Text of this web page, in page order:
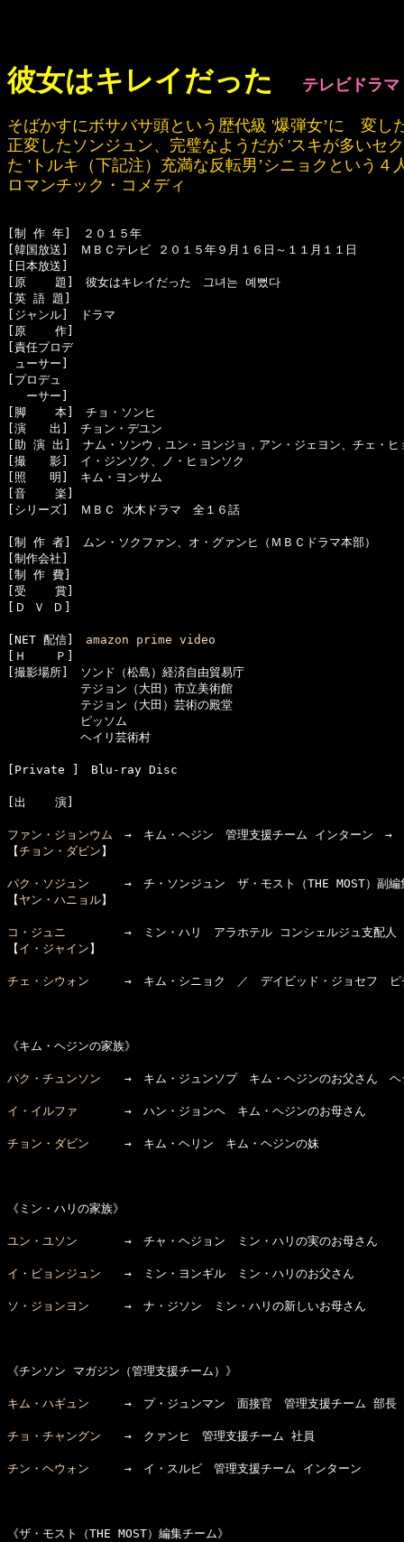
彼女はキレイだった テレビドラマ
そばかすにボサバサ頭という歴代級 '爆弾女’に 変し
正変したソンジュン、完璧なようだが 'スキが多いセ
た 'トルキ（下記注）充満な反転男’シニョクという４
ロマンチック・コメディ
[制 作 年]　２０１５年
[韓国放送]　ＭＢＣテレビ ２０１５年９月１６日～１１月１１日
[日本放送]
[原    題]　彼女はキレイだった　그녀는 예뻤다
[英 語 題]
[ジャンル]　ドラマ
[原    作]
[責任プロデ
ューサー]
[プロデュ
ーサー]
[脚    本]　チョ・ソンヒ
[演　　出]　チョン・デユン
[助 演 出]　ナム・ソンウ，ユン・ヨンジョ，アン・ジェヨン、チェ・ヒ
[撮　　影]　イ・ジンソク、ノ・ヒョンソク
[照　　明]　キム・ヨンサム
[音    楽]
[シリーズ]　ＭＢＣ 水木ドラマ　全１６話
[制 作 者]　ムン・ソクファン、オ・グァンヒ（ＭＢＣドラマ本部）
[制作会社]
[制 作 費]
[受    賞]
[Ｄ Ｖ Ｄ]
[NET 配信] amazon prime video
[Ｈ    Ｐ]
[撮影場所]　ソンド（松島）経済自由貿易庁
  　　　　　テジョン（大田）市立美術館
  　　　　　テジョン（大田）芸術の殿堂
  　　　　　ピッソム
  　　　　　ヘイリ芸術村
[Private ]　Blu-ray Disc
[出    演]
ファン・ジョンウム →　キム・ヘジン　管理支援チーム インターン　→
【チョン・ダビン 】
パク・ソジュン →　チ・ソンジュン　ザ・モスト（THE MOST）副編
【 ヤン・ハニョル】
コ・ジュニ →　ミン・ハリ　アラホテル コンシェルジュ支配人
【 イ・ジャイン 】
チェ・シウォン →　キム・シニョク　／　デイビッド・ジョセフ　ピ
《キム・ヘジンの家族》
パク・チュンソン →　キム・ジュンソプ　キム・ヘジンのお父さん　ヘ
イ・イルファ →　ハン・ジョンヘ　キム・ヘジンのお母さん
チョン・ダビン →　キム・ヘリン　キム・ヘジンの妹
《ミン・ハリの家族》
ユン・ユソン →　チャ・ヘジョン　ミン・ハリの実のお母さん
イ・ビョンジュン →　ミン・ヨンギル　ミン・ハリのお父さん
ソ・ジョンヨン →　ナ・ジソン　ミン・ハリの新しいお母さん
《チンソン マガジン（管理支援チーム）》
キム・ハギュン →　プ・ジュンマン　面接官　管理支援チーム 部長
チョ・チャングン →　クァンヒ　管理支援チーム 社員
チン・ヘウォン →　イ・スルビ　管理支援チーム インターン
《ザ・モスト（THE MOST）編集チーム》